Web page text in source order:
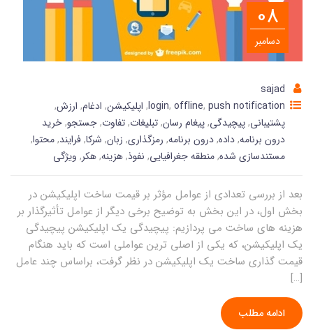
08
دسامبر
sajad
login, offline, push notification
, اپلیکیشن, ادغام, ارزش,
پشتیبانی,پیچیدگی,پیغام رسان,تبلیغات,تفاوت,جستجو,خرید
درون برنامه,داده,درون برنامه, رمزگذاری, زبان, شرکا,فرایند,محتوا,
مستندسازی شده,منطقه جغرافیایی, نفوذ,هزینه,هکر, ویژگی
بعد از بررسی تعدادی از عوامل مؤثر بر قیمت ساخت اپلیکیشن در
بخش اول، در این بخش به توضیح برخی دیگر از عوامل تأثیرگذار بر
هزینه های ساخت می پردازیم: پیچیدگی یک اپلیکیشن پیچیدگی
یک اپلیکیشن، که یکی از اصلی ترین عواملی است که باید هنگام
قیمت گذاری ساخت یک اپلیکیشن در نظر گرفت، براساس چند عامل
[…]
ادامه مطلب